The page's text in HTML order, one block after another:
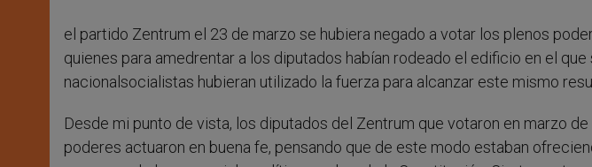
el partido Zentrum el 23 de marzo se hubiera negado a votar los plenos
quienes para amedrentar a los diputados habían rodeado el edificio en el
nacionalsocialistas hubieran utilizado la fuerza para alcanzar este mismo
Desde mi punto de vista, los diputados del Zentrum que votaron en marzo
poderes actuaron en buena fe, pensando que de este modo estaban